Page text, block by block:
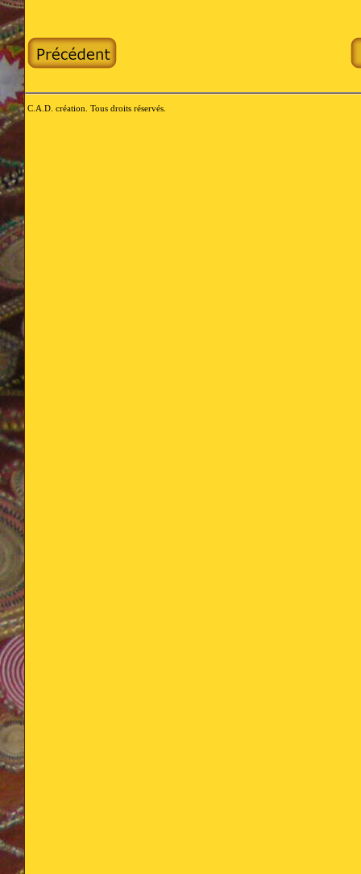
C.A.D. création. Tous droits réservés.